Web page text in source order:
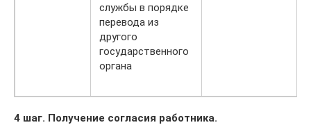
службы в порядке
перевода из
другого
государственного
органа
4 шаг. Получение согласия работника.